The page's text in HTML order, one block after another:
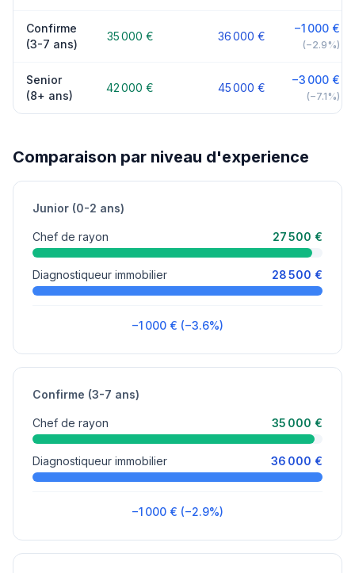
Confirme
(3-7 ans)
35 000 € 36 000 €
−1 000 €
(−2.9%)
Senior
(8+ ans)
42 000 € 45 000 €
−3 000 €
(−7.1%)
Comparaison par niveau d'experience
Junior (0-2 ans)
Chef de rayon 27 500 €
Diagnostiqueur immobilier 28 500 €
−1 000 € (−3.6%)
Confirme (3-7 ans)
Chef de rayon 35 000 €
Diagnostiqueur immobilier 36 000 €
−1 000 € (−2.9%)